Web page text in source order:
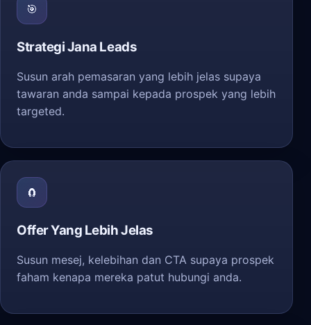
🎯
Strategi Jana Leads
Susun arah pemasaran yang lebih jelas supaya
tawaran anda sampai kepada prospek yang lebih
targeted.
🧲
Offer Yang Lebih Jelas
Susun mesej, kelebihan dan CTA supaya prospek
faham kenapa mereka patut hubungi anda.